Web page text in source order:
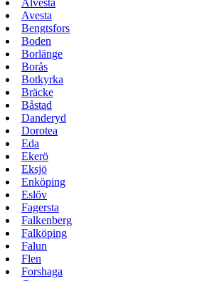
Alvesta
Avesta
Bengtsfors
Boden
Borlänge
Borås
Botkyrka
Bräcke
Båstad
Danderyd
Dorotea
Eda
Ekerö
Eksjö
Enköping
Eslöv
Fagersta
Falkenberg
Falköping
Falun
Flen
Forshaga